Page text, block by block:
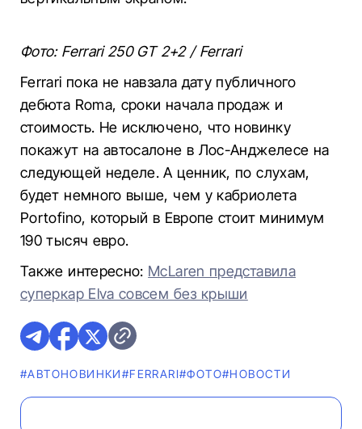
Фото: Ferrari 250 GT 2+2 / Ferrari
Ferrari пока не навзала дату публичного
дебюта Roma, сроки начала продаж и
стоимость. Не исключено, что новинку
покажут на автосалоне в Лос-Анджелесе на
следующей неделе. А ценник, по слухам,
будет немного выше, чем у кабриолета
Portofino, который в Европе стоит минимум
190 тысяч евро.
Также интересно: McLaren представила
суперкар Elva совсем без крыши
#AВТОНОВИНКИ#FERRARI#ФОТО#НОВОСТИ